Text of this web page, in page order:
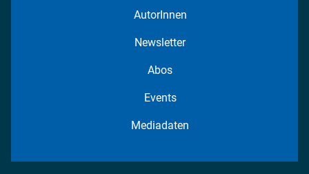
AutorInnen
Newsletter
Abos
Events
Mediadaten